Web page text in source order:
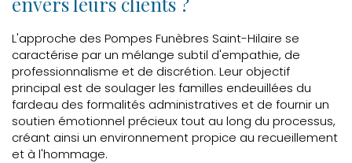
L'approche des Pompes Funèbres Saint-Hilaire se
caractérise par un mélange subtil d'empathie, de
professionnalisme et de discrétion. Leur objectif
principal est de soulager les familles endeuillées du
fardeau des formalités administratives et de fournir un
soutien émotionnel précieux tout au long du processus,
créant ainsi un environnement propice au recueillement
et à l'hommage.